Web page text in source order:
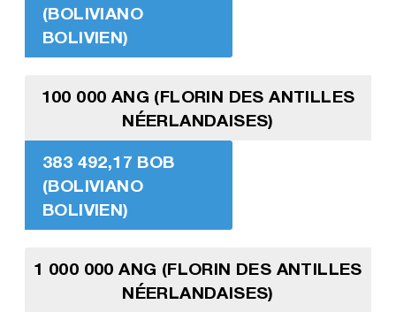
(BOLIVIANO
BOLIVIEN)
100 000 ANG (FLORIN DES ANTILLES
NÉERLANDAISES)
383 492,17 BOB
(BOLIVIANO
BOLIVIEN)
1 000 000 ANG (FLORIN DES ANTILLES
NÉERLANDAISES)